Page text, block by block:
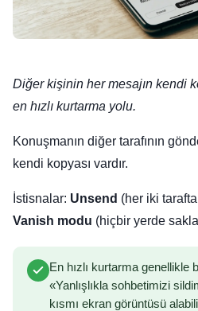
Diğer kişinin her mesajın kendi
en hızlı kurtarma yolu.
Konuşmanın diğer tarafının
kendi kopyası vardır.
İstisnalar: Unsend (her iki
Vanish modu (hiçbir yerde
En hızlı kurtarma genellikle
«Yanlışlıkla sohbetimizi
kısmı ekran görüntüsü